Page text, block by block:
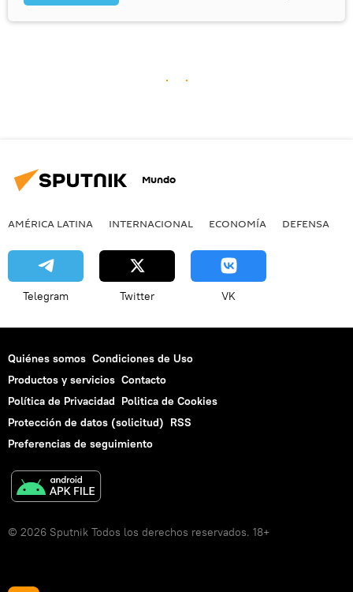
Mundo
AMÉRICA LATINA INTERNACIONAL ECONOMÍA DEFENSA
Telegram Twitter VK
Quiénes somos Condiciones de Uso
Productos y servicios Contacto
Política de Privacidad Politica de Cookies
Protección de datos (solicitud) RSS
Preferencias de seguimiento
© 2026 Sputnik Todos los derechos reservados. 18+